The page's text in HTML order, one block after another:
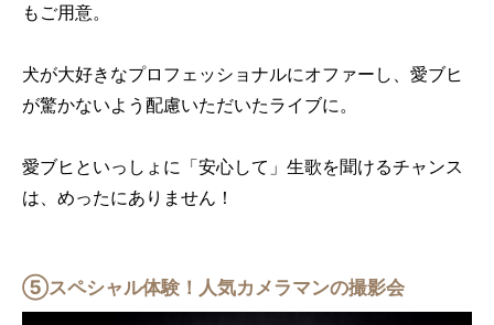
もご用意。
犬が大好きなプロフェッショナルにオファーし、愛ブヒ
が驚かないよう配慮いただいたライブに。
愛ブヒといっしょに「安心して」生歌を聞けるチャンス
は、めったにありません！
⑤スペシャル体験！人気カメラマンの撮影会